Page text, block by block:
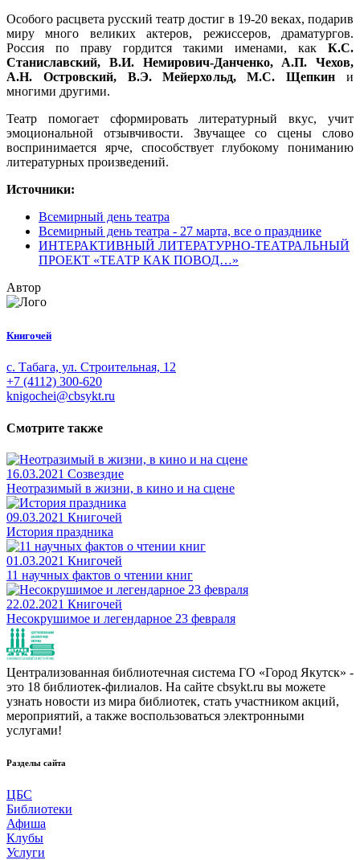
Особого расцвета русский театр достиг в 19-20 веках, подарив
миру много великих актеров, режиссеров, драматургов.
Россия по праву гордится такими именами, как К.С.
Станиславский, В.И. Немирович-Данченко, А.П. Чехов,
А.Н. Островский, В.Э. Мейерхольд, М.С. Щепкин и
многими другими.
Театр помогает сформировать литературный вкус, учит
эмоциональной отзывчивости. Звучащее со сцены слово
воспринимается ярче, способствует глубокому пониманию
литературных произведений.
Источники:
Всемирный день театра
Всемирный день театра - 27 марта, все о празднике
ИНТЕРАКТИВНЫЙ ЛИТЕРАТУРНО-ТЕАТРАЛЬНЫЙ
ПРОЕКТ «ТЕАТР КАК ПОВОД…»
Автор
Книгочей
с. Табага, ул. Строительная, 12
+7 (4112) 300-620
knigochei@cbsykt.ru
Смотрите также
16.03.2021 Созвездие
Неотразимый в жизни, в кино и на сцене
09.03.2021 Книгочей
История праздника
01.03.2021 Книгочей
11 научных фактов о чтении книг
22.02.2021 Книгочей
Несокрушимое и легендарное 23 февраля
Централизованная библиотечная система ГО «Город Якутск» -
это 18 библиотек-филиалов. На сайте cbsykt.ru вы можете
узнать новости из мира библиотек, стать участником акций,
мероприятий, а также воспользоваться электронными
услугами!
Разделы сайта
ЦБС
Библиотеки
Афиша
Клубы
Услуги